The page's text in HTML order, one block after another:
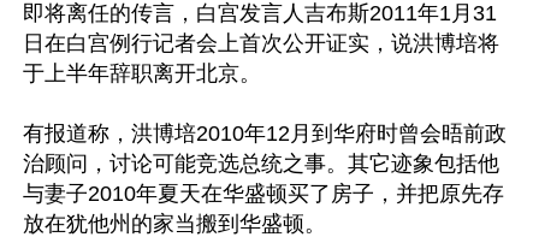
即将离任的传言，白宫发言人吉布斯2011年1月31
日在白宫例行记者会上首次公开证实，说洪博培将
于上半年辞职离开北京。
有报道称，洪博培2010年12月到华府时曾会晤前政
治顾问，讨论可能竞选总统之事。其它迹象包括他
与妻子2010年夏天在华盛顿买了房子，并把原先存
放在犹他州的家当搬到华盛顿。